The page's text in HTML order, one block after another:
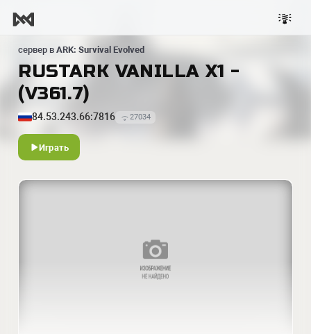
сервер в ARK: Survival Evolved
RUSTARK VANILLA X1 -
(V361.7)
84.53.243.66:7816 27034
Играть